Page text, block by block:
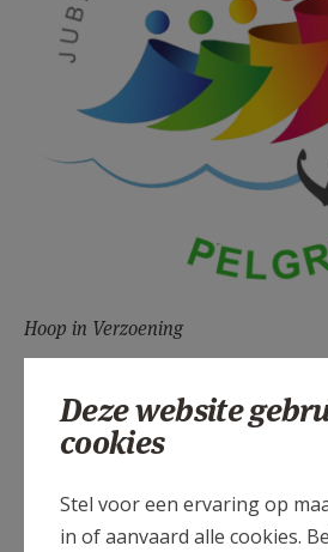
Hoop in Verzoening
Gepubliceerd door
Jubeljaar 2025 in Vlaams-Brabant &
Deze website
cookies
Stel voor een ervaring op
in of aanvaard alle cookies.